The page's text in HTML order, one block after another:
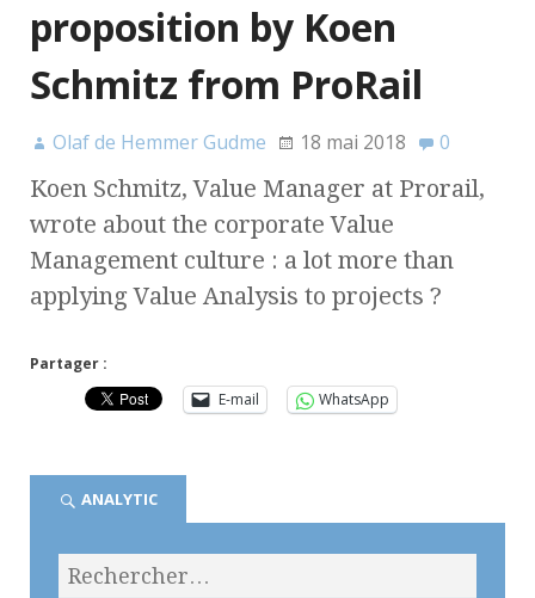
proposition by Koen
Schmitz from ProRail
Olaf de Hemmer Gudme 18 mai 2018 0
Koen Schmitz, Value Manager at Prorail,
wrote about the corporate Value
Management culture : a lot more than
applying Value Analysis to projects ?
Partager :
E-mail
WhatsApp
ANALYTIC